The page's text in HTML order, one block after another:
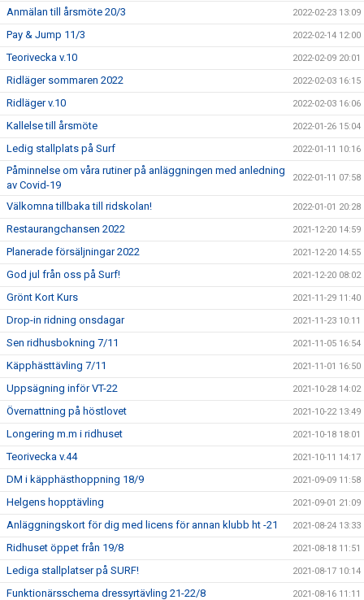
Anmälan till årsmöte 20/3 2022-02-23 13:09
Pay & Jump 11/3 2022-02-14 12:00
Teorivecka v.10 2022-02-09 20:01
Ridläger sommaren 2022 2022-02-03 16:15
Ridläger v.10 2022-02-03 16:06
Kallelse till årsmöte 2022-01-26 15:04
Ledig stallplats på Surf 2022-01-11 10:16
Påminnelse om våra rutiner på anläggningen med anledning
av Covid-19
2022-01-11 07:58
Välkomna tillbaka till ridskolan! 2022-01-01 20:28
Restaurangchansen 2022 2021-12-20 14:59
Planerade försäljningar 2022 2021-12-20 14:55
God jul från oss på Surf! 2021-12-20 08:02
Grönt Kort Kurs 2021-11-29 11:40
Drop-in ridning onsdagar 2021-11-23 10:11
Sen ridhusbokning 7/11 2021-11-05 16:54
Käpphästtävling 7/11 2021-11-01 16:50
Uppsägning inför VT-22 2021-10-28 14:02
Övernattning på höstlovet 2021-10-22 13:49
Longering m.m i ridhuset 2021-10-18 18:01
Teorivecka v.44 2021-10-11 14:17
DM i käpphästhoppning 18/9 2021-09-09 11:58
Helgens hopptävling 2021-09-01 21:09
Anläggningskort för dig med licens för annan klubb ht -21 2021-08-24 13:33
Ridhuset öppet från 19/8 2021-08-18 11:51
Lediga stallplatser på SURF! 2021-08-17 10:14
Funktionärsschema dressyrtävling 21-22/8 2021-08-16 11:11